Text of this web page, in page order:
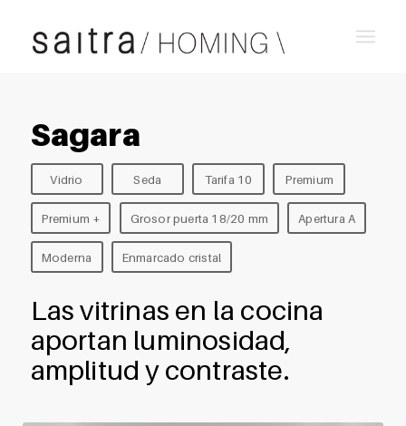
Sagara
Vidrio Seda Tarifa 10 Premium
Premium + Grosor puerta 18/20 mm Apertura A
Moderna Enmarcado cristal
Las vitrinas en la cocina
aportan luminosidad,
amplitud y contraste.